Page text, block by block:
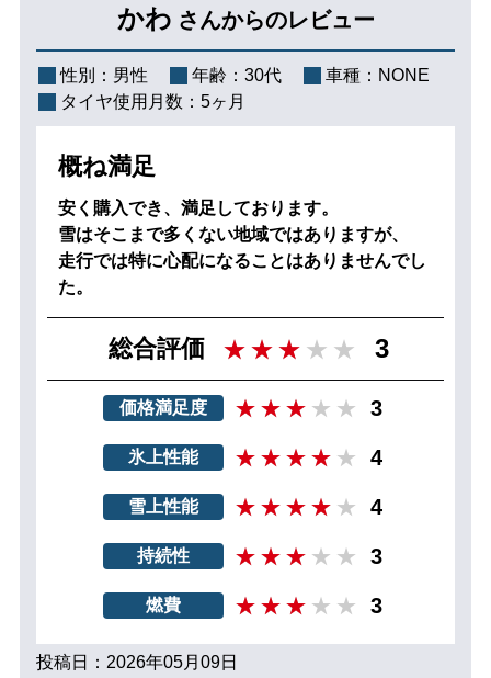
かわ さんからのレビュー
性別： 男性 年齢： 30代 車種： NONE
タイヤ使用月数： 5ヶ月
概ね満足
安く購入でき、満足しております。
雪はそこまで多くない地域ではありますが、
走行では特に心配になることはありませんでし
た。
総合評価 3
価格満足度 3
氷上性能 4
雪上性能 4
持続性 3
燃費 3
投稿日：2026年05月09日